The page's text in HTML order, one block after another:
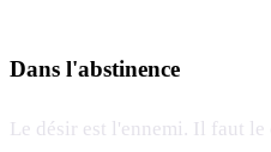
Dans l'abstinence
Le désir est l'ennemi. Il faut